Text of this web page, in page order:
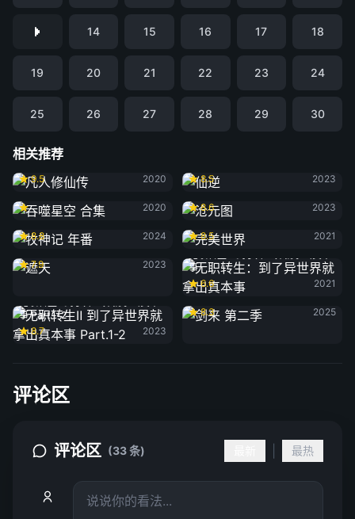
14 15 16 17 18
19 20 21 22 23 24
25 26 27 28 29 30
相关推荐
凡人修仙传
9.5
2020
8.5
2023
吞噬星空 合集
2020
沧元图
8.6
2023
牧神记 年番
8.8
2024
完美世界
8.5
2021
遮天
7.9
2023
事
6.6
2021
事 Part.1-2
8.7
2023
剑来 第二季
8.3
2025
评论区
评论区 (33 条) 最热